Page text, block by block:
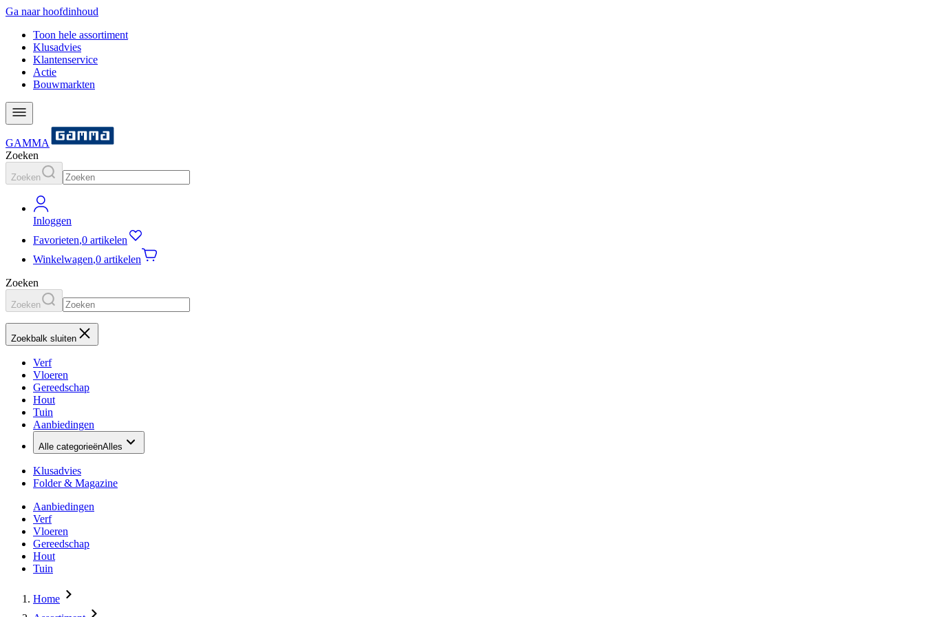
Ga naar hoofdinhoud
Toon hele assortiment
Klusadvies
Klantenservice
Actie
Bouwmarkten
GAMMA
Zoeken
Zoeken
Inloggen
Favorieten,0 artikelen
Winkelwagen,0 artikelen
Zoeken
Zoeken
Zoekbalk sluiten
Verf
Vloeren
Gereedschap
Hout
Tuin
Aanbiedingen
Alle categorieënAlles
Klusadvies
Folder & Magazine
Aanbiedingen
Verf
Vloeren
Gereedschap
Hout
Tuin
Home